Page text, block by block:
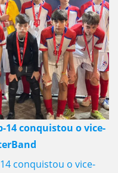
14 conquistou o vice-
conquistou o vice-